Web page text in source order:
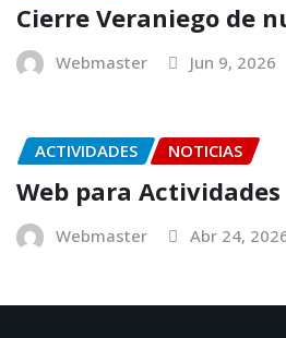
Cierre Veraniego de
Webmaster Jun 9, 2026
ACTIVIDADES NOTICIAS
Web para Actividades
Webmaster Abr 24,